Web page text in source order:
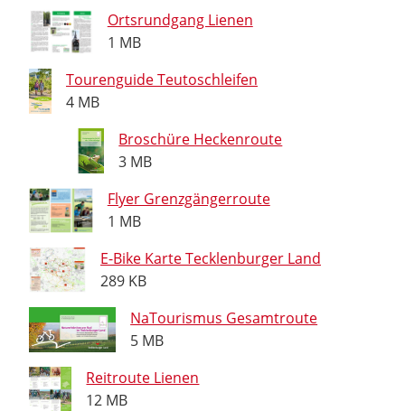
Ortsrundgang Lienen
1 MB
Tourenguide Teutoschleifen
4 MB
Broschüre Heckenroute
3 MB
Flyer Grenzgängerroute
1 MB
E-Bike Karte Tecklenburger Land
289 KB
NaTourismus Gesamtroute
5 MB
Reitroute Lienen
12 MB